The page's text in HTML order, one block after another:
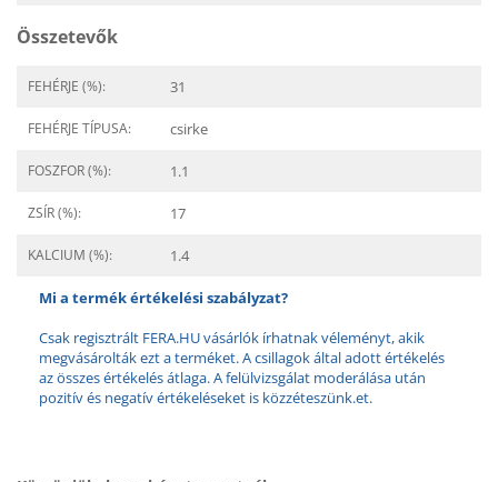
Összetevők
FEHÉRJE (%): 31
FEHÉRJE TÍPUSA: csirke
FOSZFOR (%): 1.1
ZSÍR (%): 17
KALCIUM (%): 1.4
Mi a termék értékelési szabályzat?
Csak regisztrált FERA.HU vásárlók írhatnak véleményt, akik
megvásárolták ezt a terméket. A csillagok által adott értékelés
az összes értékelés átlaga. A felülvizsgálat moderálása után
pozitív és negatív értékeléseket is közzéteszünk.et.